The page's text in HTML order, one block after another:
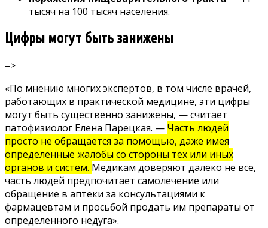
тысяч на 100 тысяч населения.
Цифры могут быть занижены
–>
«По мнению многих экспертов, в том числе врачей,
работающих в практической медицине, эти цифры
могут быть существенно занижены, — считает
патофизиолог Елена Парецкая. — Часть людей
просто не обращается за помощью, даже имея
определенные жалобы со стороны тех или иных
органов и систем. Медикам доверяют далеко не все,
часть людей предпочитает самолечение или
обращение в аптеки за консультациями к
фармацевтам и просьбой продать им препараты от
определенного недуга».